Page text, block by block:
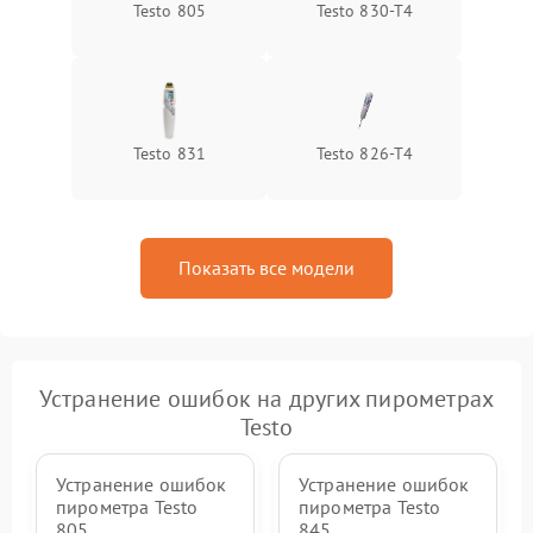
Testo 805 Testo 830-T4
Testo 831 Testo 826-T4
Показать все модели
Устранение ошибок на других пирометрах
Testo
Устранение ошибок
пирометра Testo
Устранение ошибок
пирометра Testo